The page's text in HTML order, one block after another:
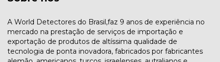
A World Detectores do Brasil,faz 9 anos de experiência no
mercado na prestação de serviços de importação e
exportação de produtos de altíssima qualidade de
tecnologia de ponta inovadora, fabricados por fabricantes